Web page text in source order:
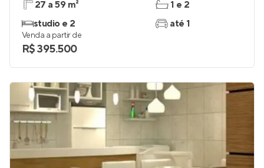
27 a 59 m²
studio e 2
1 e 2
até 1
Venda a partir de
R$ 395.500